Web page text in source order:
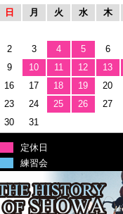
日
月 火 水 木
2
3 4 5 6
9
10 11 12 13
16
17 18 19 20
23
24 25 26 27
30
31
定休日
練習会